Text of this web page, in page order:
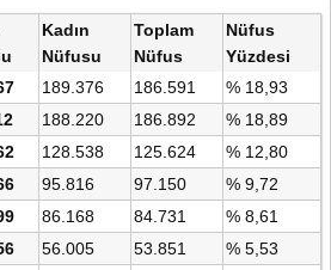
Kadın
Nüfusu
Toplam
Nüfus
Nüfus
Yüzdesi
189.376 186.591
% 18,93
188.220 186.892
% 18,89
128.538 125.624
% 12,80
95.816 97.150
% 9,72
86.168 84.731
% 8,61
56.005 53.851
% 5,53